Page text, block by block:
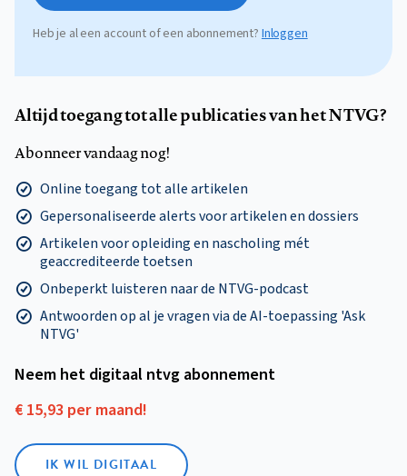
Heb je al een account of een abonnement?Inloggen
Altijd toegang tot alle publicaties van het NTVG?
Abonneer vandaag nog!
Online toegang tot alle artikelen
Gepersonaliseerde alerts voor artikelen en dossiers
Artikelen voor opleiding en nascholing mét
geaccrediteerde toetsen
Onbeperkt luisteren naar de NTVG-podcast
Antwoorden op al je vragen via de AI-toepassing 'Ask
NTVG'
Neem het digitaal ntvg abonnement
€ 15,93 per maand!
IK WIL DIGITAAL